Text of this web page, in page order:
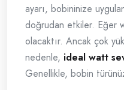
ayarı, bobininize
doğrudan etkiler. Eğer
olacaktır. Ancak çok
nedenle, ideal watt
Genellikle, bobin